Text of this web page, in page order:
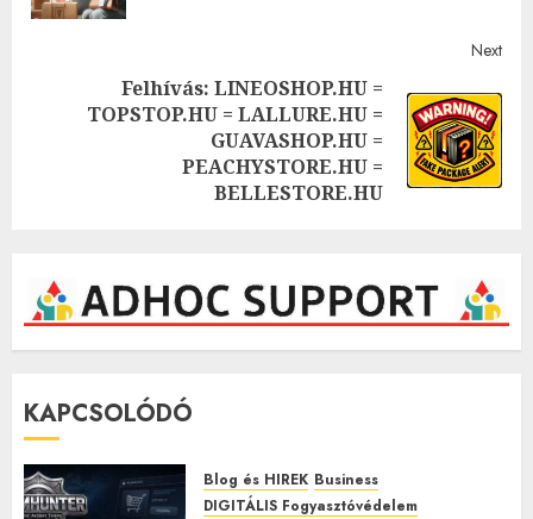
Next
Felhívás: LINEOSHOP.HU =
TOPSTOP.HU = LALLURE.HU =
GUAVASHOP.HU =
PEACHYSTORE.HU =
BELLESTORE.HU
KAPCSOLÓDÓ
Blog és HIREK Business
DIGITÁLIS Fogyasztóvédelem